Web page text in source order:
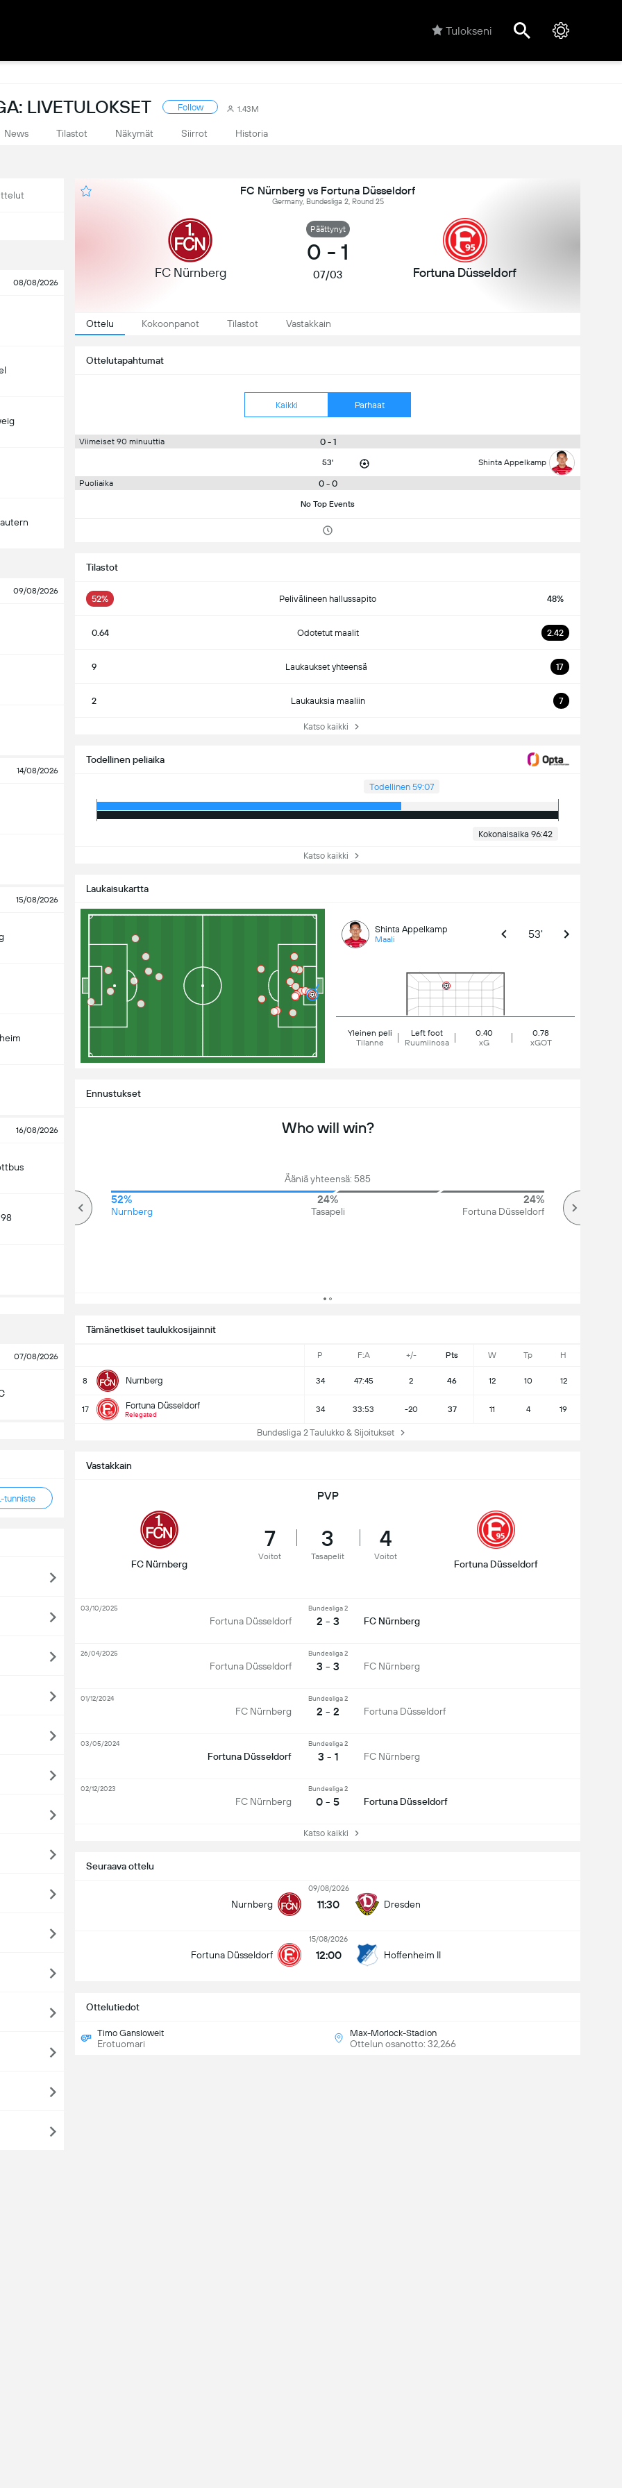
Tulokseni
LIVETULOKSET Follow 1.43M
News Tilastot Näkymät Siirrot Historia
08/08/2026
09/08/2026
14/08/2026
15/08/2026
16/08/2026
07/08/2026
tunniste
FC Nürnberg vs Fortuna Düsseldorf
Germany, Bundesliga 2, Round 25
FC Nürnberg
Päättynyt
0 - 1
07/03 Fortuna Düsseldorf
Ottelu Kokoonpanot Tilastot Vastakkain
Ottelutapahtumat
Kaikki Parhaat
Viimeiset 90 minuuttia 0 - 1
53' Shinta Appelkamp
Puoliaika 0 - 0
No Top Events
Seuraava ottelu
Nurnberg
09/08/2026
11:30 Dresden
Fortuna Düsseldorf
15/08/2026
12:00 Hoffenheim II
Tilastot
52% Pelivälineen hallussapito 48%
0.64 Odotetut maalit 2.42
9 Laukaukset yhteensä 17
2 Laukauksia maaliin 7
Katso kaikki
Todellinen peliaika
Todellinen 59:07
Kokonaisaika 96:42
Katso kaikki
Laukaisukartta
Shinta Appelkamp
Maali 53'
Yleinen peli
Tilanne
Left foot
Ruumiinosa
0.40
xG
0.78
xGOT
Ottelutiedot
Timo Gansloweit
Erotuomari
Max-Morlock-Stadion
Ottelun osanotto: 32,266
Tämänetkiset taulukkosijainnit
P F:A +/- Pts W Tp H
8 Nurnberg 34 47:45 2 46 12 10 12
17 Fortuna Düsseldorf
Relegated
34 33:53 -20 37 11 4 19
Bundesliga 2 Taulukko & Sijoitukset
Ennustukset
Who will win?
Ääniä yhteensä: 585
52%
Nurnberg
24%
Tasapeli
24%
Fortuna Düsseldorf
Vastakkain
PVP
FC Nürnberg
7
Voitot
3
Tasapelit
4
Voitot
Fortuna Düsseldorf
Fortuna Düsseldorf
Bundesliga 2
2 - 3 FC Nürnberg
03/10/2025
Fortuna Düsseldorf
Bundesliga 2
3 - 3 FC Nürnberg
26/04/2025
FC Nürnberg
Bundesliga 2
2 - 2 Fortuna Düsseldorf
01/12/2024
Fortuna Düsseldorf
Bundesliga 2
3 - 1 FC Nürnberg
03/05/2024
FC Nürnberg
Bundesliga 2
0 - 5 Fortuna Düsseldorf
02/12/2023
Katso kaikki